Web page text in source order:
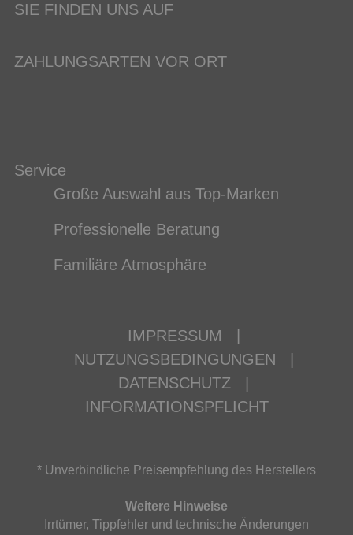
SIE FINDEN UNS AUF
ZAHLUNGSARTEN VOR ORT
Service
Große Auswahl aus Top-Marken
Professionelle Beratung
Familiäre Atmosphäre
IMPRESSUM
NUTZUNGSBEDINGUNGEN
DATENSCHUTZ
INFORMATIONSPFLICHT
* Unverbindliche Preisempfehlung des Herstellers
Weitere Hinweise
Irrtümer, Tippfehler und technische Änderungen